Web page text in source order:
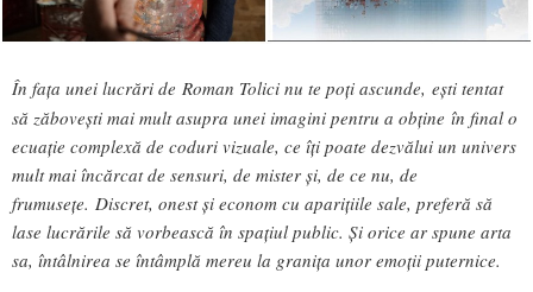
În fața unei lucrări de Roman Tolici nu te poți ascunde, ești tentat
să zăbovești mai mult asupra unei imagini pentru a obține în final o
ecuație complexă de coduri vizuale, ce îți poate dezvălui un univers
mult mai încărcat de sensuri, de mister și, de ce nu, de
frumusețe. Discret, onest și econom cu aparițiile sale, preferă să
lase lucrările să vorbească în spațiul public. Și orice ar spune arta
sa, întâlnirea se întâmplă mereu la granița unor emoții puternice.